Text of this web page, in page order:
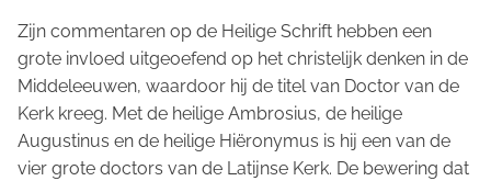
Zijn commentaren op de Heilige Schrift hebben een
grote invloed uitgeoefend op het christelijk denken in de
Middeleeuwen, waardoor hij de titel van Doctor van de
Kerk kreeg. Met de heilige Ambrosius, de heilige
Augustinus en de heilige Hiëronymus is hij een van de
vier grote doctors van de Latijnse Kerk. De bewering dat